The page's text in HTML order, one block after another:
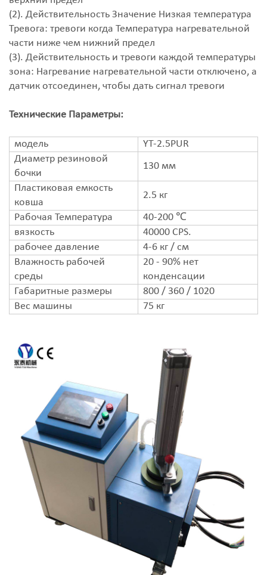
(2). Действительность Значение Низкая температура
Тревога: тревоги когда Температура нагревательной
части ниже чем нижний предел
(3). Действительность и тревоги каждой температуры
зона: Нагревание нагревательной части отключено, а
датчик отсоединен, чтобы дать сигнал тревоги
Технические Параметры:
модель
YT-2.5PUR
Диаметр резиновой
бочки
130 мм
Пластиковая емкость
ковша
2.5 кг
Рабочая Температура
40-200 ℃
вязкость
40000 CPS.
рабочее давление
4-6 кг / см
Влажность рабочей
среды
20 - 90% нет
конденсации
Габаритные размеры
800 / 360 / 1020
Вес машины
75 кг